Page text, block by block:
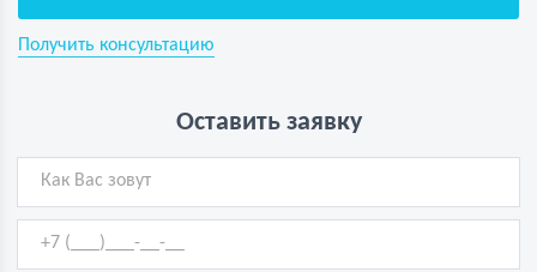
Получить консультацию
Оставить заявку